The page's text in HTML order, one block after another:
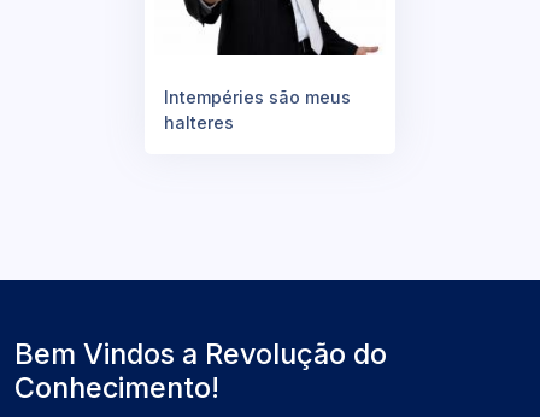
Intempéries são meus
halteres
Bem Vindos a Revolução do
Conhecimento!